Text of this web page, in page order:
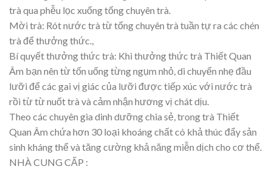
trà qua phễu lọc xuống tống chuyên trà.
Mời trà: Rót nước trà từ tống chuyên trà tuần tự ra các chén
trà để thưởng thức.,
Bí quyết thưởng thức trà: Khi thưởng thức trà Thiết Quan
Âm bạn nên từ tốn uống từng ngụm nhỏ, di chuyển nhẹ đầu
lưỡi để các gai vị giác của lưỡi được tiếp xúc với nước trà
rồi từ từ nuốt trà và cảm nhận hương vị chát dịu.
Theo các chuyên gia dinh dưỡng chia sẻ, trong trà Thiết
Quan Âm chứa hơn 30 loại khoáng chất có khả thúc đẩy sản
sinh kháng thể và tăng cường khả năng miễn dịch cho cơ thể.
NHÀ CUNG CẤP :